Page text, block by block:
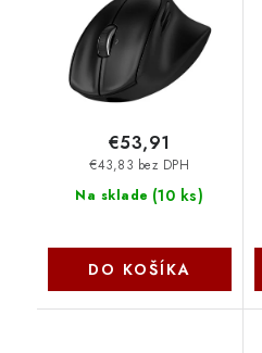
Na sklade (10 ks)
€43,83 bez DPH
€53,91
DO KOŠÍKA